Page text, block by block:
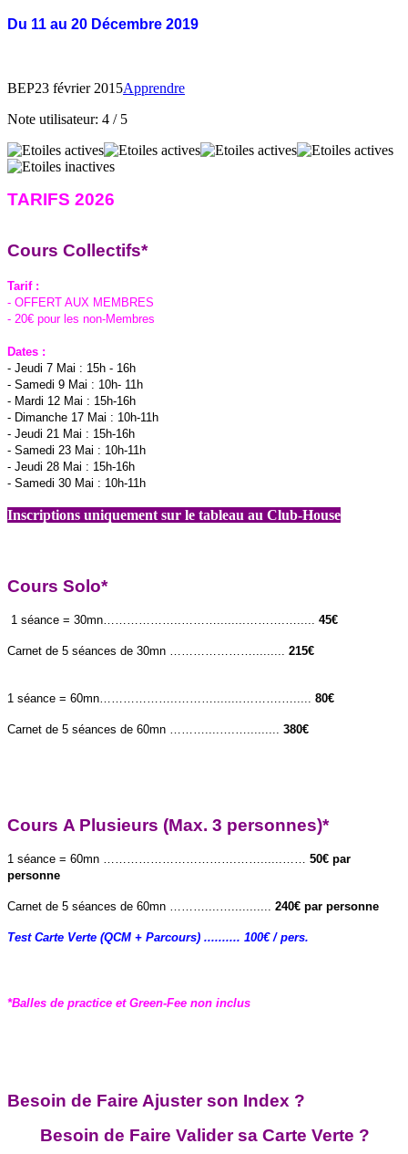
Du 11 au 20 Décembre 2019
BEP23 février 2015Apprendre
Note utilisateur: 4 / 5
TARIFS 2026
Cours Collectifs*
Tarif :
- OFFERT AUX MEMBRES
- 20€ pour les non-Membres
Dates :
- Jeudi 7 Mai : 15h - 16h
- Samedi 9 Mai : 10h- 11h
- Mardi 12 Mai : 15h-16h
- Dimanche 17 Mai : 10h-11h
- Jeudi 21 Mai : 15h-16h
- Samedi 23 Mai : 10h-11h
- Jeudi 28 Mai : 15h-16h
- Samedi 30 Mai : 10h-11h
Inscriptions uniquement sur le tableau au Club-House
Cours Solo*
1 séance = 30mn………………..………........……….…..... 45€
Carnet de 5 séances de 30mn …………………......... 215€
1 séance = 60mn………………..………........……….…..... 80€
Carnet de 5 séances de 60mn ………....….…......... 380€
Cours A Plusieurs (Max. 3 personnes)*
1 séance = 60mn …………………………….……......…… 50€ par
personne
Carnet de 5 séances de 60mn ………....…........... 240€ par personne
Test Carte Verte (QCM + Parcours) .......... 100€ / pers.
*Balles de practice et Green-Fee non inclus
Besoin de Faire Ajuster son Index ?
Besoin de Faire Valider sa Carte Verte ?